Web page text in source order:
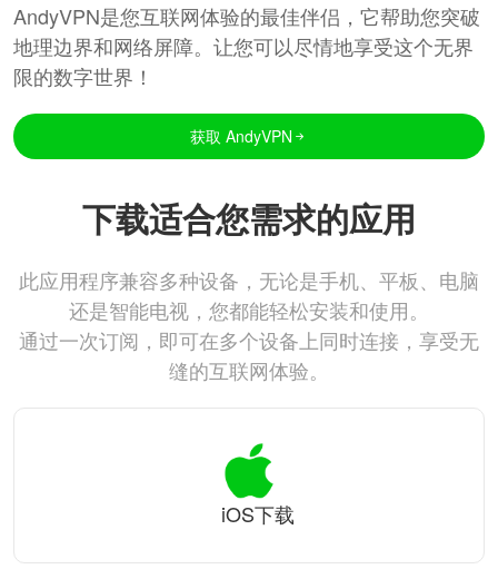
AndyVPN是您互联网体验的最佳伴侣，它帮助您突破
地理边界和网络屏障。让您可以尽情地享受这个无界
限的数字世界！
获取 AndyVPN
下载适合您需求的应用
此应用程序兼容多种设备，无论是手机、平板、电脑
还是智能电视，您都能轻松安装和使用。
通过一次订阅，即可在多个设备上同时连接，享受无
缝的互联网体验。
iOS下载